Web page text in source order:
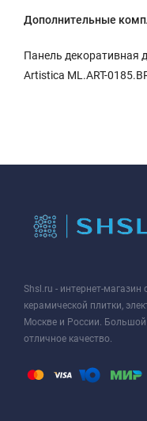
Дополнительные
Панель декоративная
Artistica ML.ART-
Shsl.ru - интернет-магазин
керамической плитки,
Москве и России. Большой
отличное качество.